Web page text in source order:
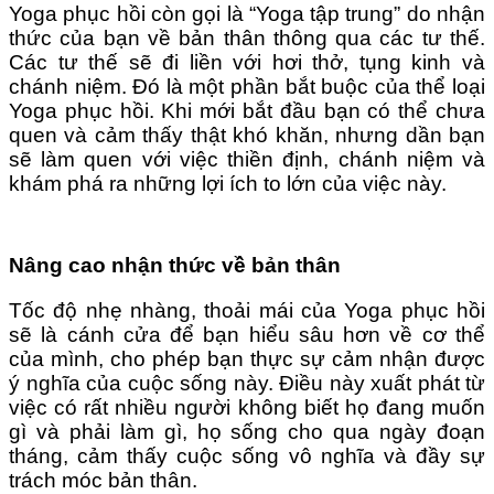
Yoga phục hồi còn gọi là “Yoga tập trung” do nhận
thức của bạn về bản thân thông qua các tư thế.
Các tư thế sẽ đi liền với hơi thở, tụng kinh và
chánh niệm. Đó là một phần bắt buộc của thể loại
Yoga phục hồi. Khi mới bắt đầu bạn có thể chưa
quen và cảm thấy thật khó khăn, nhưng dần bạn
sẽ làm quen với việc thiền định, chánh niệm và
khám phá ra những lợi ích to lớn của việc này.
Nâng cao nhận thức về bản thân
Tốc độ nhẹ nhàng, thoải mái của Yoga phục hồi
sẽ là cánh cửa để bạn hiểu sâu hơn về cơ thể
của mình, cho phép bạn thực sự cảm nhận được
ý nghĩa của cuộc sống này. Điều này xuất phát từ
việc có rất nhiều người không biết họ đang muốn
gì và phải làm gì, họ sống cho qua ngày đoạn
tháng, cảm thấy cuộc sống vô nghĩa và đầy sự
trách móc bản thân.